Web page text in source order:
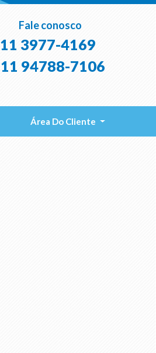
Fale conosco
11 3977-4169
11 94788-7106
Área Do Cliente